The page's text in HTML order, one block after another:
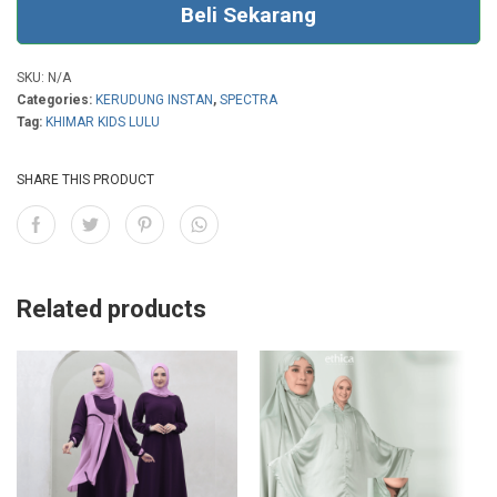
Beli Sekarang
SKU: N/A
Categories: KERUDUNG INSTAN , SPECTRA
Tag: KHIMAR KIDS LULU
SHARE THIS PRODUCT
Related products